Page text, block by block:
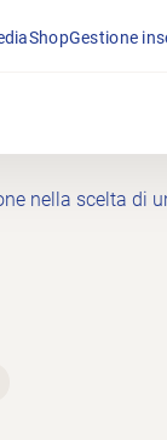
ShopGestione
nella scelta di